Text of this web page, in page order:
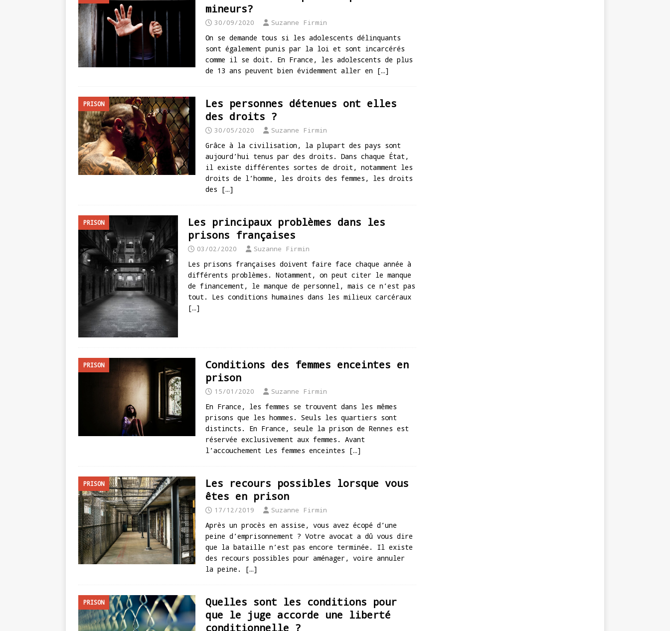
mineurs?
30/09/2020 Suzanne Firmin
On se demande tous si les adolescents délinquants
sont également punis par la loi et sont incarcérés
comme il se doit. En France, les adolescents de plus
de 13 ans peuvent bien évidemment aller en […]
PRISON
Les personnes détenues ont elles
des droits ?
30/05/2020 Suzanne Firmin
Grâce à la civilisation, la plupart des pays sont
aujourd’hui tenus par des droits. Dans chaque État,
il existe différentes sortes de droit, notamment les
droits de l’homme, les droits des femmes, les droits
des […]
PRISON
Les principaux problèmes dans les
prisons françaises
03/02/2020 Suzanne Firmin
Les prisons françaises doivent faire face chaque année à
différents problèmes. Notamment, on peut citer le manque
de financement, le manque de personnel, mais ce n’est pas
tout. Les conditions humaines dans les milieux carcéraux
[…]
PRISON
Conditions des femmes enceintes en
prison
15/01/2020 Suzanne Firmin
En France, les femmes se trouvent dans les mêmes
prisons que les hommes. Seuls les quartiers sont
distincts. En France, seule la prison de Rennes est
réservée exclusivement aux femmes. Avant
l’accouchement Les femmes enceintes […]
PRISON
Les recours possibles lorsque vous
êtes en prison
17/12/2019 Suzanne Firmin
Après un procès en assise, vous avez écopé d’une
peine d’emprisonnement ? Votre avocat a dû vous dire
que la bataille n’est pas encore terminée. Il existe
des recours possibles pour aménager, voire annuler
la peine.
[…]
PRISON
Quelles sont les conditions pour
que le juge accorde une liberté
conditionnelle ?